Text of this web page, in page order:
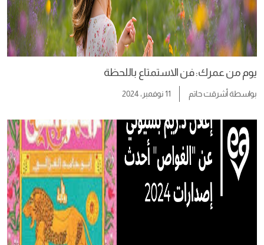
يوم من عمرك: فن الاستمتاع باللحظة
بواسطةأشرقت حاتم 11 نوفمبر، 2024